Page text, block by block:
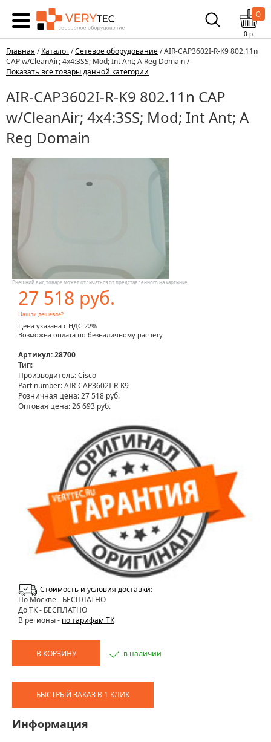
0
0р.
Главная /Каталог/Сетевое оборудование/ AIR-CAP3602I-R-K9 802.11n
CAP w/CleanAir; 4x4:3SS; Mod; Int Ant; A Reg Domain /
Показать все товары данной категории
AIR-CAP3602I-R-K9 802.11n CAP
w/CleanAir; 4x4:3SS; Mod; Int Ant; A
Reg Domain
Внешний вид товара может отличаться от представленного на картинке
27 518 руб.
Нашли дешевле?
Цена указана с НДС 22%
Возможна оплата по безналичному расчету
Артикул: 28700
Тип:
Производитель: Cisco
Part number: AIR-CAP3602I-R-K9
Розничная цена:27 518 руб.
Оптовая цена: 26 693 руб.
Стоимость и условия доставки:
По Москве- БЕСПЛАТНО
До ТК - БЕСПЛАТНО
В регионы - по тарифам ТК
В КОРЗИНУ в наличии
БЫСТРЫЙ ЗАКАЗ В 1 КЛИК
Информация